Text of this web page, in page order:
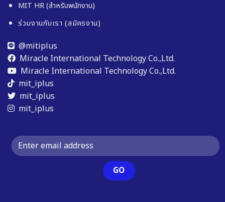
MIT HR (สำหรับพนักงาน)
ร่วมงานกับเรา (สมัครงาน)
@mitiplus
Miracle International Technology Co.,Ltd.
Miracle International Technology Co.,Ltd.
mit_iplus
mit_iplus
mit_iplus